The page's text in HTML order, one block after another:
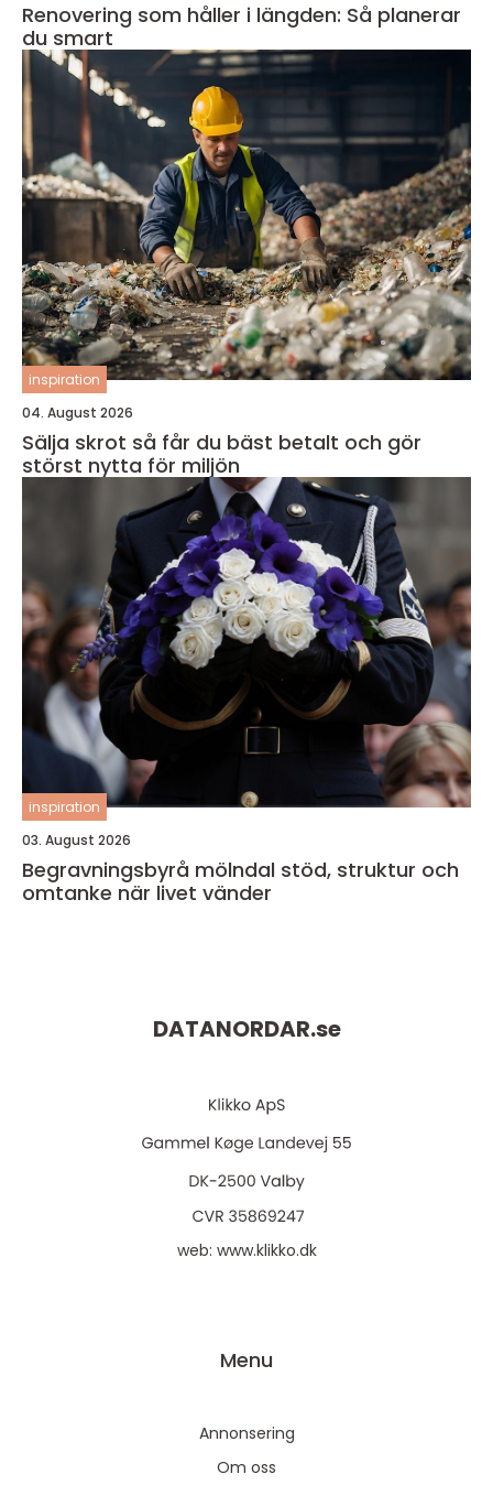
Renovering som håller i längden: Så planerar
du smart
inspiration
04. August 2026
Sälja skrot så får du bäst betalt och gör
störst nytta för miljön
inspiration
03. August 2026
Begravningsbyrå mölndal stöd, struktur och
omtanke när livet vänder
DATANORDAR.se
web: www.klikko.dk
Menu
Annonsering
Om oss